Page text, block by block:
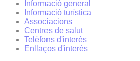
Informació general
Informació turística
Associacions
Centres de salut
Telèfons d'interès
Enllaços d'interés